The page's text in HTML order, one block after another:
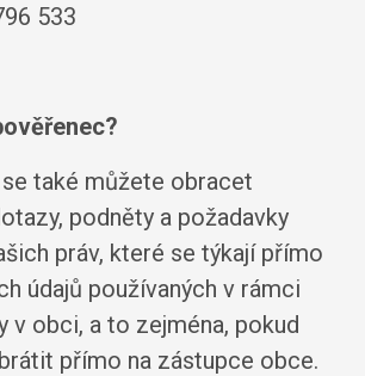
533
také můžete obracet
podněty a požadavky
práv, které se týkají přímo
údajů používaných v rámci
v obci, a to zejména, pokud
přímo na zástupce obce.